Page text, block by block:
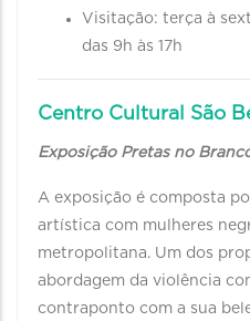
Visitação: terça à
das 9h às 17h
Centro Cultural São
Exposição Pretas no
A exposição é composta
artística com mulheres
metropolitana. Um dos
abordagem da violência
contraponto com a sua